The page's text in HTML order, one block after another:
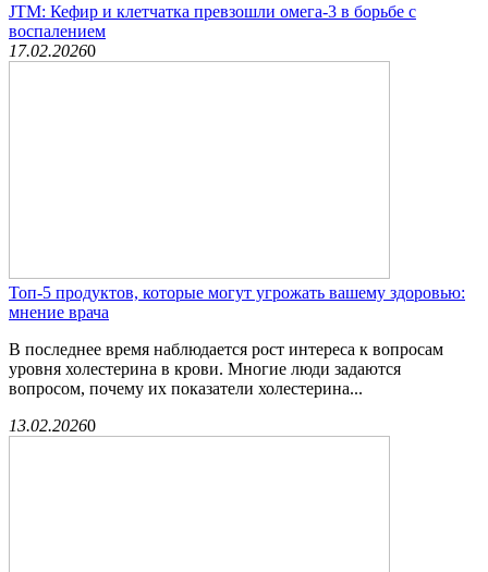
JTM: Кефир и клетчатка превзошли омега-3 в борьбе с
воспалением
17.02.20260
Топ-5 продуктов, которые могут угрожать вашему здоровью:
мнение врача
В последнее время наблюдается рост интереса к вопросам
уровня холестерина в крови. Многие люди задаются
вопросом, почему их показатели холестерина...
13.02.20260